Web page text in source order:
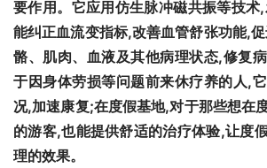
要作用。它应用仿生脉冲磁共振等技术
能纠正血流变指标,改善血管舒张功能,
骼、肌肉、血液及其他病理状态,修复
于因身体劳损等问题前来休疗养的人,
况,加速康复;在度假基地,对于那些想在
的游客,也能提供舒适的治疗体验,让度
理的效果。